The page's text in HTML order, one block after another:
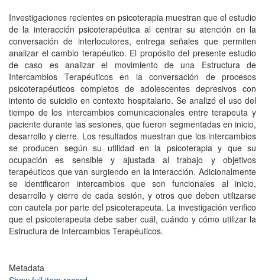
Investigaciones recientes en psicoterapia muestran que el estudio
de la interacción psicoterapéutica al centrar su atención en la
conversación de interlocutores, entrega señales que permiten
analizar el cambio terapéutico. El propósito del presente estudio
de caso es analizar el movimiento de una Estructura de
Intercambios Terapéuticos en la conversación de procesos
psicoterapéuticos completos de adolescentes depresivos con
intento de suicidio en contexto hospitalario. Se analizó el uso del
tiempo de los intercambios comunicacionales entre terapeuta y
paciente durante las sesiones, que fueron segmentadas en inicio,
desarrollo y cierre. Los resultados muestran que los intercambios
se producen según su utilidad en la psicoterapia y que su
ocupación es sensible y ajustada al trabajo y objetivos
terapéuticos que van surgiendo en la interacción. Adicionalmente
se identificaron intercambios que son funcionales al inicio,
desarrollo y cierre de cada sesión, y otros que deben utilizarse
con cautela por parte del psicoterapeuta. La investigación verifico
que el psicoterapeuta debe saber cuál, cuándo y cómo utilizar la
Estructura de Intercambios Terapéuticos.
Metadata